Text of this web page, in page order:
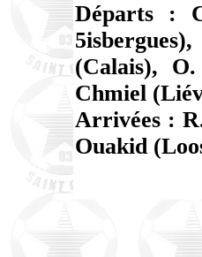
Départs :
(Calais),
Chmiel
Arrivées :
Ouakid